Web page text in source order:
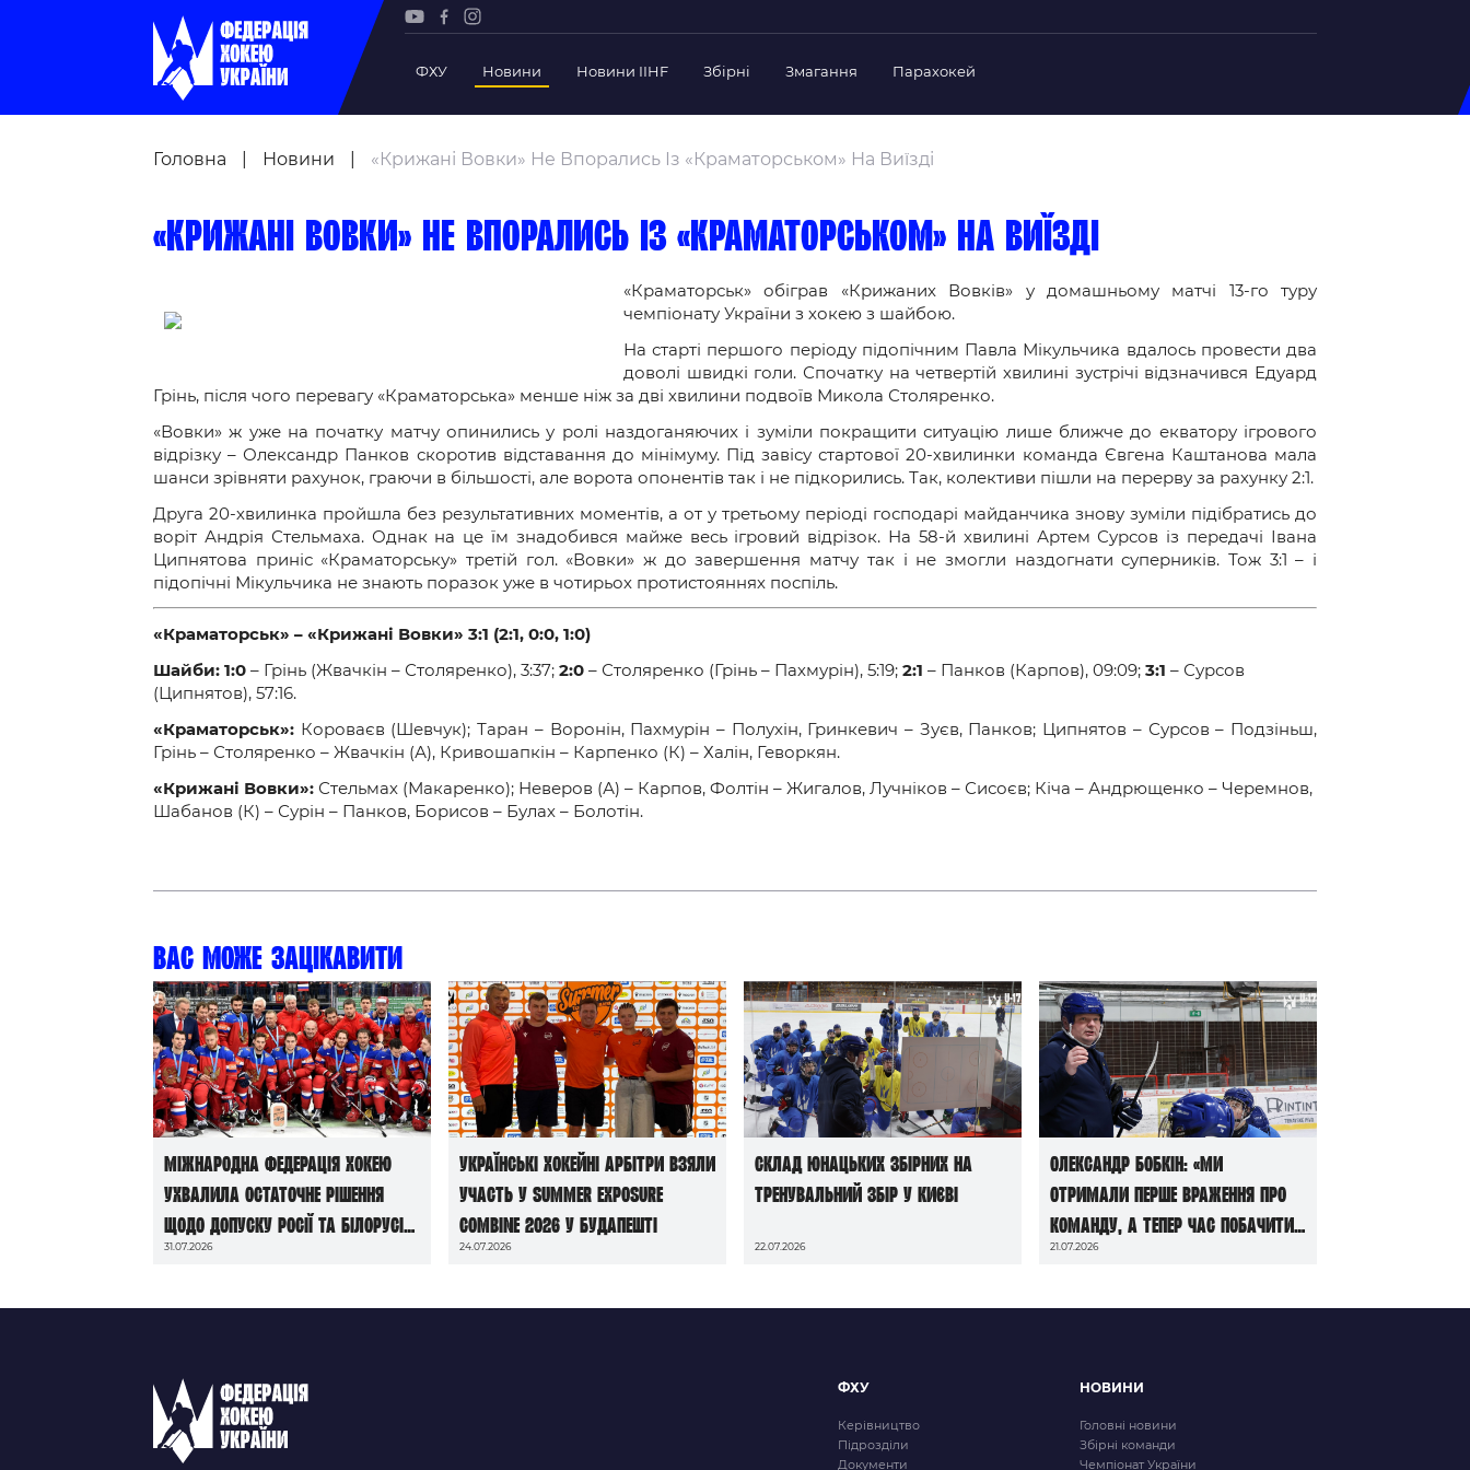
ФХУ
Віце-президенти Федерації
Участь в експерименті
Новини Новини IIHF Збірні
Склад Збірної
Календар Матчів
Календар Матчів
Україна U-18
Склад Збірної
Тренерський Штаб
Календар Матчів
Україна (ж)
Склад Збірної
Тренерський Штаб
Календар Матчів
Змагання Парахокей
Головна Новини «Крижані Вовки» Не Впорались Із «Краматорськом» На Виїзді
«Крижані Вовки» не впорались із «Краматорськом» на виїзді
«Краматорськ» обіграв «Крижаних Вовків» у домашньому матчі 13-го туру
чемпіонату України з хокею з шайбою.
На старті першого періоду підопічним Павла Мікульчика вдалось провести два
доволі швидкі голи. Спочатку на четвертій хвилині зустрічі відзначився Едуард
Грінь, після чого перевагу «Краматорська» менше ніж за дві хвилини подвоїв Микола Столяренко.
«Вовки» ж уже на початку матчу опинились у ролі наздоганяючих і зуміли покращити ситуацію лише ближче до екватору ігрового
відрізку – Олександр Панков скоротив відставання до мінімуму. Під завісу стартової 20-хвилинки команда Євгена Каштанова мала
шанси зрівняти рахунок, граючи в більшості, але ворота опонентів так і не підкорились. Так, колективи пішли на перерву за рахунку 2:1.
Друга 20-хвилинка пройшла без результативних моментів, а от у третьому періоді господарі майданчика знову зуміли підібратись до
воріт Андрія Стельмаха. Однак на це їм знадобився майже весь ігровий відрізок. На 58-й хвилині Артем Сурсов із передачі Івана
Ципнятова приніс «Краматорську» третій гол. «Вовки» ж до завершення матчу так і не змогли наздогнати суперників. Тож 3:1 – і
підопічні Мікульчика не знають поразок уже в чотирьох протистояннях поспіль.
«Краматорськ» – «Крижані Вовки» 3:1 (2:1, 0:0, 1:0)
Шайби: 1:0 – Грінь (Жвачкін – Столяренко), 3:37; 2:0 – Столяренко (Грінь – Пахмурін), 5:19; 2:1 – Панков (Карпов), 09:09; 3:1 – Сурсов
(Ципнятов), 57:16.
«Краматорськ»: Короваєв (Шевчук); Таран – Воронін, Пахмурін – Полухін, Гринкевич – Зуєв, Панков; Ципнятов – Сурсов – Подзіньш,
Грінь – Столяренко – Жвачкін (А), Кривошапкін – Карпенко (К) – Халін, Геворкян.
«Крижані Вовки»: Стельмах (Макаренко); Неверов (А) – Карпов, Фолтін – Жигалов, Лучніков – Сисоєв; Кіча – Андрющенко – Черемнов,
Шабанов (К) – Сурін – Панков, Борисов – Булах – Болотін.
Вас може зацікавити
Міжнародна федерація хокею
ухвалила остаточне рішення
щодо допуску росії та білорусі
до чемпіонатів світу сезону
31.07.2026
Українські хокейні арбітри взяли
участь у Summer Exposure
Combine 2026 у Будапешті
24.07.2026
Склад юнацьких збірних на
тренувальний збір у Києві
22.07.2026
Олександр Бобкін: «Ми
отримали перше враження про
команду, а тепер час побачити
її в грі»
21.07.2026
ФХУ
Керівництво
Підрозділи
Документи
НОВИНИ
Головні новини
Збірні команди
Чемпіонат України